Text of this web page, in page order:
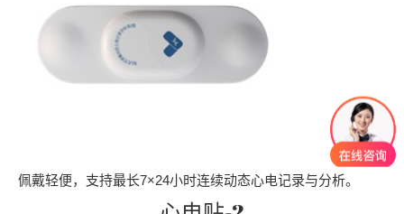
佩戴轻便，支持最长7×24小时连续动态心电记录与分析。